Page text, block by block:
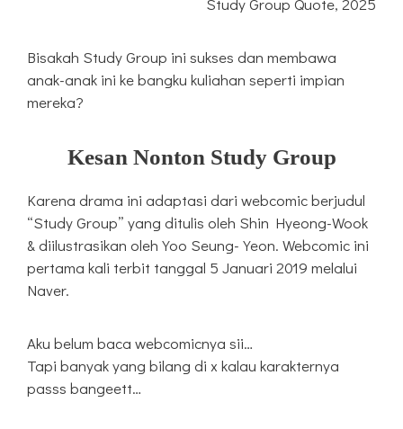
Bisakah Study Group ini sukses dan membawa
anak-anak ini ke bangku kuliahan seperti impian
mereka?
Kesan Nonton Study Group
Karena drama ini adaptasi dari webcomic berjudul
“Study Group” yang ditulis oleh Shin Hyeong-Wook
& diilustrasikan oleh Yoo Seung-Yeon. Webcomic ini
pertama kali terbit tanggal 5 Januari 2019 melalui
Naver.
Aku belum baca webcomicnya sii…
Tapi banyak yang bilang di x kalau karakternya
passs bangeett…